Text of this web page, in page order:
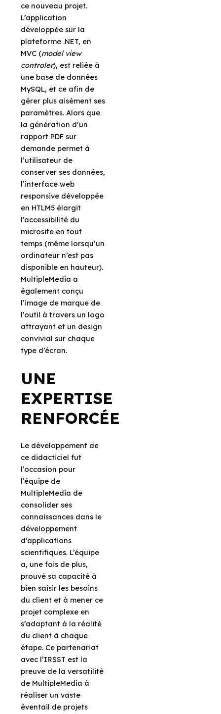
ce nouveau projet.
L’application
développée sur la
plateforme .NET, en
MVC (model view
controler), est reliée à
une base de données
MySQL, et ce afin de
gérer plus aisément ses
paramètres. Alors que
la génération d’un
rapport PDF sur
demande permet à
l’utilisateur de
conserver ses données,
l’interface web
responsive développée
en HTLM5 élargit
l’accessibilité du
microsite en tout
temps (même lorsqu’un
ordinateur n’est pas
disponible en hauteur).
MultipleMedia a
également conçu
l’image de marque de
l’outil à travers un logo
attrayant et un design
convivial sur chaque
type d’écran.
UNE
EXPERTISE
RENFORCÉE
Le développement de
ce didacticiel fut
l’occasion pour
l’équipe de
MultipleMedia de
consolider ses
connaissances dans le
développement
d’applications
scientifiques. L’équipe
a, une fois de plus,
prouvé sa capacité à
bien saisir les besoins
du client et à mener ce
projet complexe en
s’adaptant à la réalité
du client à chaque
étape. Ce partenariat
avec l’IRSST est la
preuve de la versatilité
de MultipleMedia à
réaliser un vaste
éventail de projets